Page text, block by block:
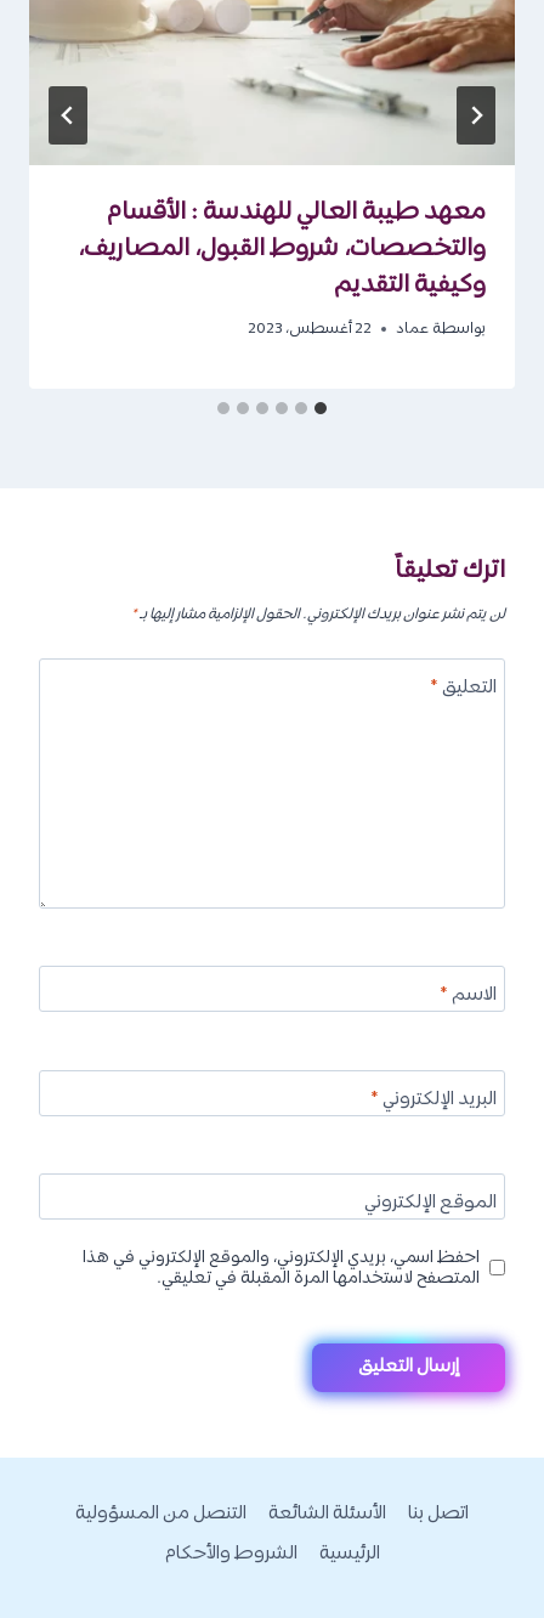
معهد طيبة العالي للهندسة : الأقسام
والتخصصات، شروط القبول، المصاريف،
وكيفية التقديم
بواسطة عماد 22 أغسطس، 2023
اترك تعليقاً
لن يتم نشر عنوان بريدك الإلكتروني.الحقول الإلزامية مشار إليها بـ*
التعليق*
الاسم*
البريد الإلكتروني*
الموقع الإلكتروني
احفظ اسمي، بريدي الإلكتروني، والموقع الإلكتروني في هذا
المتصفح لاستخدامها المرة المقبلة في تعليقي.
اتصل بنا الأسئلة الشائعة
التنصل من المسؤولية
الرئيسية
الشروط والأحكام